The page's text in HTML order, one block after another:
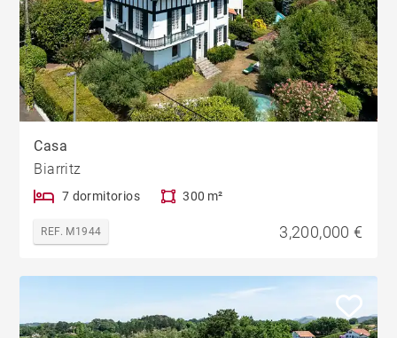
Casa
Biarritz
7 dormitorios 300 m²
REF. M1944 3,200,000 €